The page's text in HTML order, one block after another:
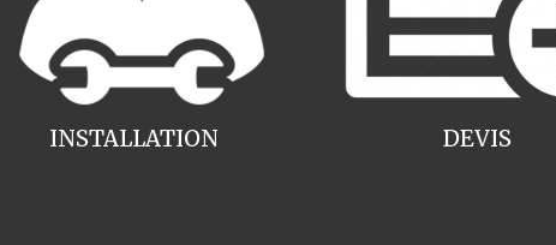
INSTALLATION DEVIS